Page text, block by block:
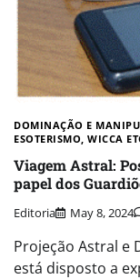
DOMINAÇÃO E
ESOTERISMO, WICCA
Viagem Astral:
papel dos
Editoria May 8, 2024
Projeção Astral e
está disposto a